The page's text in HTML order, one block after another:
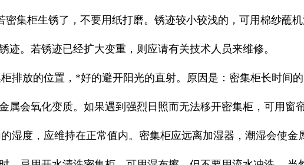
密集柜生锈了，不要用纸打磨。锈迹较小较浅的，可用棉纱蘸
迹。若锈迹已经扩大变重，则应请有关技术人员来维修。
排放的位置，*好的避开阳光的直射。原因是：密集柜长时间的
属会氧化变质。如果遇到强烈日照而无法移开密集柜，可用窗
湿度，应维持在正常值内。密集柜应远离加湿器，潮湿会使金